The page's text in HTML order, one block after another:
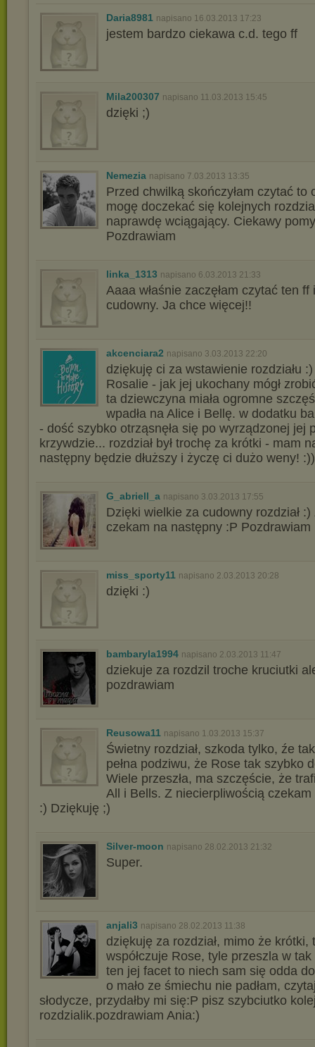
Daria8981 napisano 16.03.2013 17:23
jestem bardzo ciekawa c.d. tego ff
Mila200307 napisano 11.03.2013 15:45
dzięki ;)
Nemezia napisano 7.03.2013 13:35
Przed chwilką skończyłam czytać to
mogę doczekać się kolejnych
naprawdę wciągający. Ciekawy
Pozdrawiam
linka_1313 napisano 6.03.2013 21:33
Aaaa właśnie zaczęłam czytać ten
cudowny. Ja chce więcej!!
akcenciara2 napisano 3.03.2013 22:20
dziękuję ci za wstawienie rozdziału :)
Rosalie - jak jej ukochany mógł
ta dziewczyna miała ogromne
wpadła na Alice i Bellę. w dodatku
- dość szybko otrząsnęła się po wyrządzonej jej
krzywdzie... rozdział był trochę za krótki - mam
następny będzie dłuższy i życzę ci dużo weny! :))
G_abriell_a napisano 3.03.2013 17:55
Dzięki wielkie za cudowny rozdział
czekam na następny :P Pozdrawiam
miss_sporty11 napisano 2.03.2013 20:28
dzięki :)
bambaryla1994 napisano 2.03.2013 11:47
dziekuje za rozdzil troche kruciutki
pozdrawiam
Reusowa11 napisano 1.03.2013 15:37
Świetny rozdział, szkoda tylko, źe
pełna podziwu, że Rose tak szybko
Wiele przeszła, ma szczęście, że
All i Bells. Z niecierpliwością czekam
:) Dziękuję ;)
Silver-moon napisano 28.02.2013 21:32
Super.
anjali3 napisano 28.02.2013 11:38
dziękuję za rozdział, mimo że krótki,
współczuje Rose, tyle przeszla w
ten jej facet to niech sam się odda
o mało ze śmiechu nie padłam,
słodycze, przydałby mi się:P pisz szybciutko
rozdzialik.pozdrawiam Ania:)